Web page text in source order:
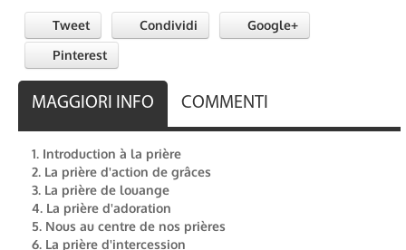
Tweet Condividi
Google+
Pinterest
MAGGIORI INFO COMMENTI
1. Introduction à la prière
2. La prière d'action de grâces
3. La prière de louange
4. La prière d'adoration
5. Nous au centre de nos prières
6. La prière d'intercession